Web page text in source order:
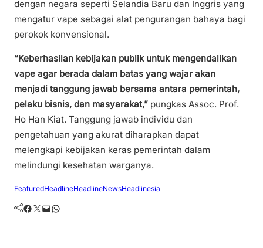
dengan negara seperti Selandia Baru dan Inggris yang
mengatur vape sebagai alat pengurangan bahaya bagi
perokok konvensional.
“Keberhasilan kebijakan publik untuk mengendalikan
vape agar berada dalam batas yang wajar akan
menjadi tanggung jawab bersama antara pemerintah,
pelaku bisnis, dan masyarakat,” pungkas Assoc. Prof.
Ho Han Kiat. Tanggung jawab individu dan
pengetahuan yang akurat diharapkan dapat
melengkapi kebijakan keras pemerintah dalam
melindungi kesehatan warganya.
FeaturedHeadlineHeadlineNewsHeadlinesia
Facebook Twitter Mail WhatsApp